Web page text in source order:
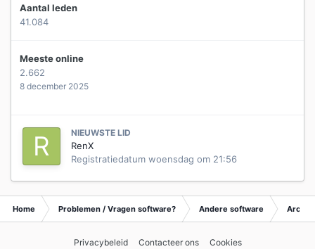
Aantal leden
41.084
Meeste online
2.662
8 december 2025
NIEUWSTE LID
RenX
Registratiedatum woensdag om 21:56
Home Problemen / Vragen software? Andere software
Privacybeleid Contacteer ons
Cookies